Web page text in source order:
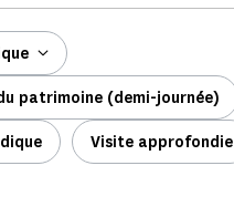
patrimoine (demi-journée)
Visite approfondie